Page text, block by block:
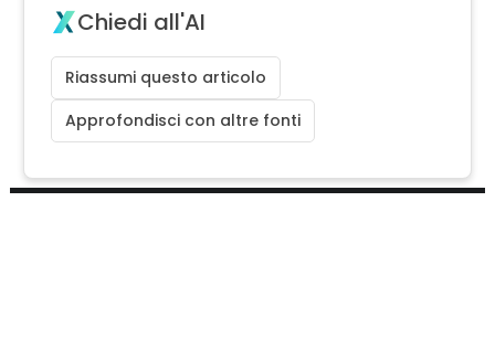
Chiedi all'AI
Riassumi questo articolo
Approfondisci con altre fonti